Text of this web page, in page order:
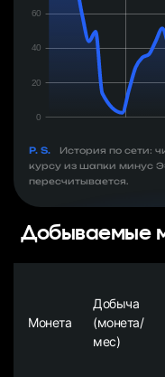
P. S.
История по сети:
курсу из шапки минус
пересчитывается.
Добываемые
Монета
Добыча
(монета/
мес)